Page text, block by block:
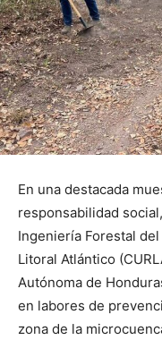
En una destacada
responsabilidad
Ingeniería Forestal
Litoral Atlántico
Autónoma de
en labores de
zona de la